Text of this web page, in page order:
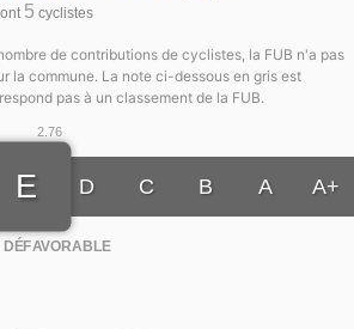
5 cyclistes
de contributions de cyclistes, la FUB n'a pas
la commune. La note ci-dessous en gris est
pas à un classement de la FUB.
2.76
E
DÉFAVORABLE
D C B A A+